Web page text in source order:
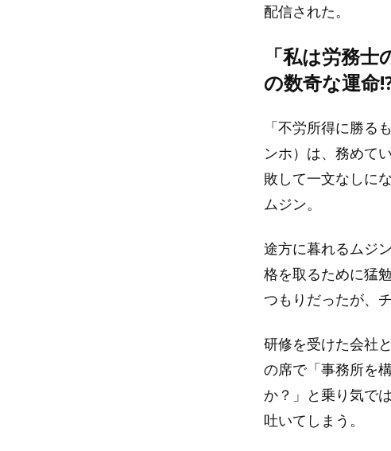
配信された。
「私は労務
の数奇な運命
「不労所得に勝る
ンホ）は、務めて
敗して一文なしに
ムジン。
途方に暮れるムジ
格を取るために猛
つもりだったが、
研修を受けた会社
の席で「事務所を
か？」と乗り気で
吐いてしまう。